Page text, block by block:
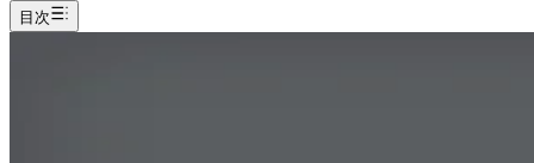
目次